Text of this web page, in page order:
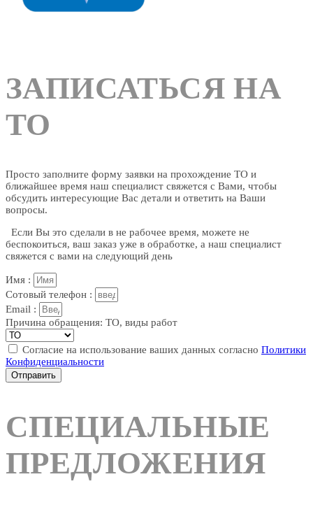
ЗАПИСАТЬСЯ НА
ТО
Просто заполните форму заявки на прохождение ТО и
ближайшее время наш специалист свяжется с Вами, чтобы
обсудить интересующие Вас детали и ответить на Ваши
вопросы.
Если Вы это сделали в не рабочее время, можете не
беспокоиться, ваш заказ уже в обработке, а наш специалист
свяжется с вами на следующий день
Имя :
Сотовый телефон :
Email :
Причина обращения: ТО, виды работ
Согласие на использование ваших данных согласно Политики
Конфиденциальности
Отправить
СПЕЦИАЛЬНЫЕ
ПРЕДЛОЖЕНИЯ